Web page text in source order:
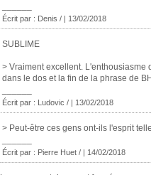
Écrit par : Denis / | 13/02/2018
SUBLIME
> Vraiment excellent. L'enthousiasme
dans le dos et la fin de la phrase de
Écrit par : Ludovic / | 13/02/2018
> Peut-être ces gens ont-ils l'esprit
Écrit par : Pierre Huet / | 14/02/2018